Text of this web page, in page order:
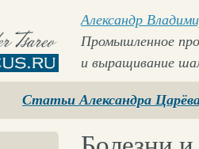
Александр
Промышленное
и выращивание
Статьи Александра